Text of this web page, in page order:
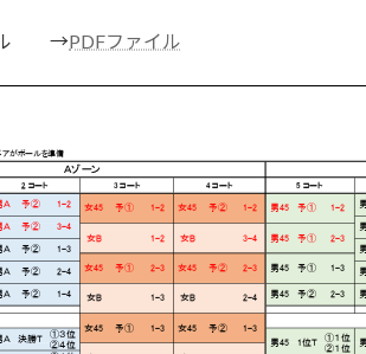
ル →PDFファイル